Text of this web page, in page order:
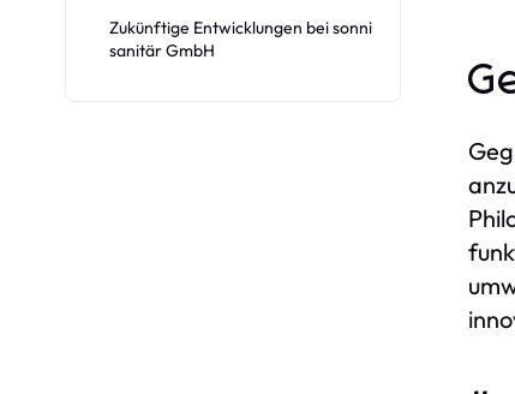
Zukünftige Entwicklungen bei sonni
sanitär GmbH